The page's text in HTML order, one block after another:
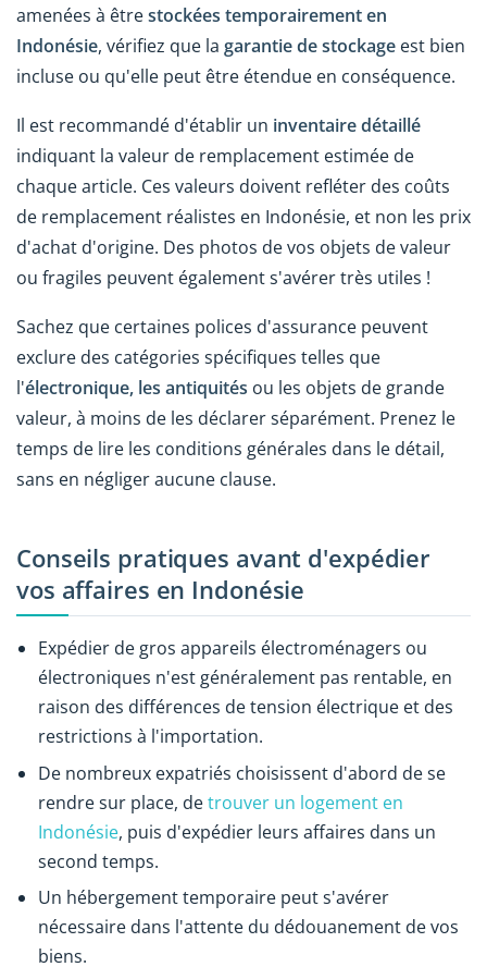
amenées à êtrestockées temporairement en
Indonésie, vérifiez que la garantie de stockage est bien
incluse ou qu'elle peut être étendue en conséquence.
Il est recommandé d'établir un inventaire détaillé
indiquant la valeur de remplacement estimée de
chaque article. Ces valeurs doivent refléter des coûts
de remplacement réalistes en Indonésie, et non les prix
d'achat d'origine. Des photos de vos objets de valeur
ou fragiles peuvent également s'avérer très utiles !
Sachez que certaines polices d'assurance peuvent
exclure des catégories spécifiques telles que
l'électronique, les antiquités ou les objets de grande
valeur, à moins de les déclarer séparément. Prenez le
temps de lire les conditions générales dans le détail,
sans en négliger aucune clause.
Conseils pratiques avant d'expédier
vos affaires en Indonésie
Expédier de gros appareils électroménagers ou
électroniques n'est généralement pas rentable, en
raison des différences de tension électrique et des
restrictions à l'importation.
De nombreux expatriés choisissent d'abord de se
rendre sur place, detrouver un logement en
Indonésie, puis d'expédier leurs affaires dans un
second temps.
Un hébergement temporaire peut s'avérer
nécessaire dans l'attente du dédouanement de vos
biens.